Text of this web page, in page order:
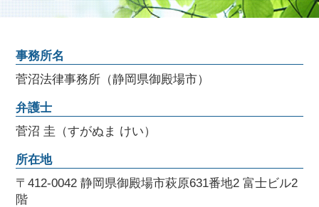
事務所名
菅沼法律事務所（静岡県御殿場市）
弁護士
菅沼 圭（すがぬま けい）
所在地
〒412-0042 静岡県御殿場市萩原631番地2 富士ビル2
階